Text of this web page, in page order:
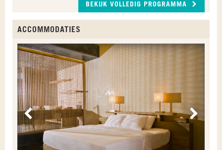
BEKIJK VOLLEDIG PROGRAMMA
ACCOMMODATIES
Vorige